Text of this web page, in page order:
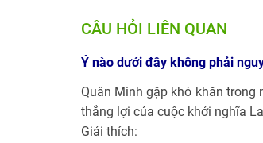
CÂU HỎI LIÊN QUAN
Ý nào dưới đây không phải
Quân Minh gặp khó khăn
thắng lợi của cuộc khởi nghĩa
Giải thích: